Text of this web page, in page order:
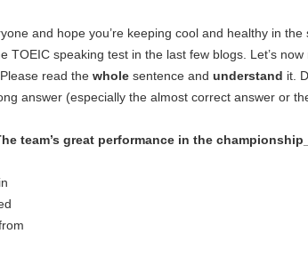
and hope you’re keeping cool and healthy in the
TOEIC speaking test in the last few blogs. Let’s
read the whole sentence and understand it.
answer (especially the almost correct answer or
team’s great performance in the